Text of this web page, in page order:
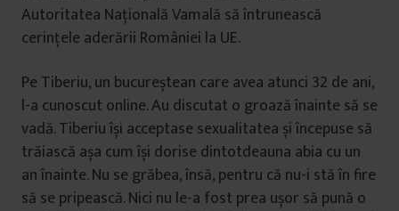
Autoritatea Națională Vamală să întrunească
cerințele aderării României la UE.
Pe Tiberiu, un bucureștean care avea atunci 32 de ani,
l-a cunoscut online. Au discutat o groază înainte să se
vadă. Tiberiu își acceptase sexualitatea și începuse să
trăiască așa cum își dorise dintotdeauna abia cu un
an înainte. Nu se grăbea, însă, pentru că nu-i stă în fire
să se pripească. Nici nu le-a fost prea ușor să pună o